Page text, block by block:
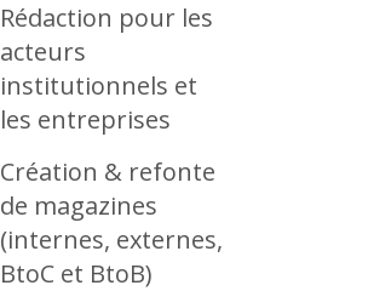
Rédaction pour les
acteurs
institutionnels et
les entreprises
Création & refonte
de magazines
(internes, externes,
BtoC et BtoB)